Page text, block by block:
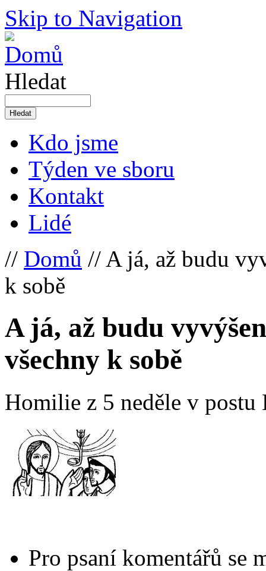
Skip to Navigation
Hledat
Kdo jsme
Týden ve sboru
Kontakt
Lidé
// Domů // A já, až budu
k sobě
A já, až budu
všechny k sobě
Homilie z 5 neděle v postu
Pro psaní komentářů se